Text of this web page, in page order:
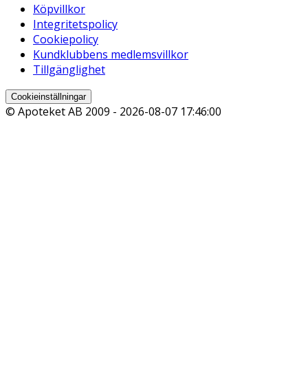
Köpvillkor
Integritetspolicy
Cookiepolicy
Kundklubbens medlemsvillkor
Tillgänglighet
Cookieinställningar
© Apoteket AB 2009 - 2026-08-07 17:46:00